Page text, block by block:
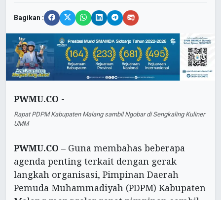
Bagikan :
PWMU.CO -
Rapat PDPM Kabupaten Malang sambil Ngobar di Sengkaling Kuliner
UMM
PWMU.CO – Guna membahas beberapa
agenda penting terkait dengan gerak
langkah organisasi, Pimpinan Daerah
Pemuda Muhammadiyah (PDPM) Kabupaten